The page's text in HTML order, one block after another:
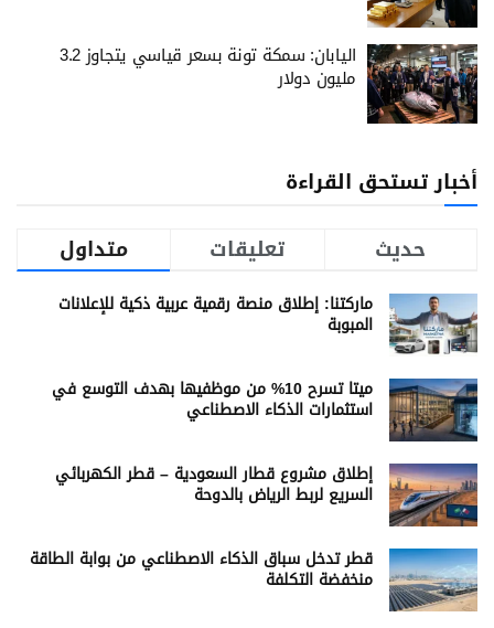
اليابان: سمكة تونة بسعر قياسي يتجاوز 3.2
مليون دولار
أخبار تستحق القراءة
متداول
تعليقات حديث
ماركتنا: إطلاق منصة رقمية عربية ذكية للإعلانات
المبوبة
ميتا تسرح 10% من موظفيها بهدف التوسع في
استثمارات الذكاء الاصطناعي
إطلاق مشروع قطار السعودية – قطر الكهربائي
السريع لربط الرياض بالدوحة
قطر تدخل سباق الذكاء الاصطناعي من بوابة الطاقة
منخفضة التكلفة